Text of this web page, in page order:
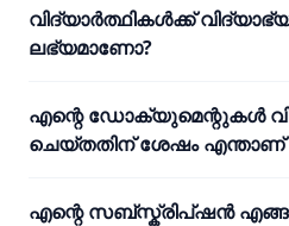
വിദ്യാർത്ഥികൾക്ക്
ലഭ്യമാണോ?
എന്റെ ഡോക്യുമെന്റുകൾ
ചെയ്തതിന് ശേഷം എന്താണ്
എന്റെ സബ്സ്ക്രിപ്ഷൻ